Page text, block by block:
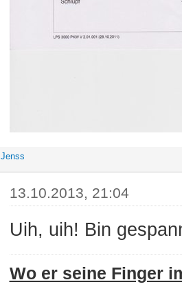
Jenss
13.10.2013, 21:04
Uih, uih! Bin
Wo er seine Finger